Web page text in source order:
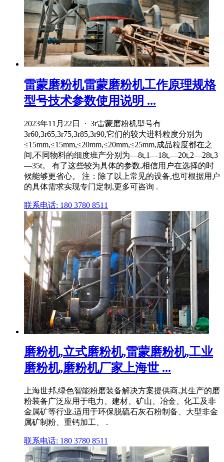
雷蒙磨粉机雷蒙磨粉机工作原理规格
型号技术参数使用说明 ...
2023年11月22日 · 3r雷蒙磨粉机型号有
3r60,3r65,3r75,3r85,3r90,它们的较大进料粒度分别为
≤15mm,≤15mm,≤20mm,≤20mm,≤25mm,成品粒度都在之
间,不同物料的细度班产分别为—8t,1—18t,—20t,2—28t,3
—35t。 有了这些较为具体的参数,相信用户在选择的时
候能够更省心。 注：除了以上常见的设备,也可根据用户
的具体需求实现专门定制,更多可咨询 .
联系电话: 180 3780 8511
磨粉机,立式磨粉机,雷蒙磨粉机,工业
磨粉机,磨粉机厂家上海世 ...
上海世邦,绿色智能粉磨装备解决方案提供商,其生产的磨
粉装备广泛应用于电力、建材、矿山、冶金、化工及非
金属矿等行业,适用于环保脱硫石灰石粉制备、大型非金
属矿制粉、重钙加工、 .
联系电话: 180 3780 8511